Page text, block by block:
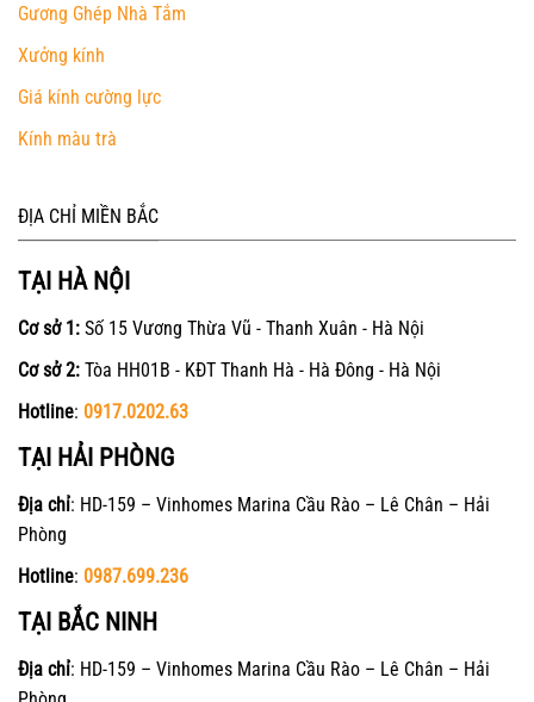
Gương Ghép Nhà Tắm
Xưởng kính
Giá kính cường lực
Kính màu trà
ĐỊA CHỈ MIỀN BẮC
TẠI HÀ NỘI
Cơ sở 1: Số 15 Vương Thừa Vũ - Thanh Xuân - Hà Nội
Cơ sở 2: Tòa HH01B - KĐT Thanh Hà - Hà Đông - Hà Nội
Hotline: 0917.0202.63
TẠI HẢI PHÒNG
Địa chỉ: HD-159 – Vinhomes Marina Cầu Rào – Lê Chân – Hải
Phòng
Hotline: 0987.699.236
TẠI BẮC NINH
Địa chỉ: HD-159 – Vinhomes Marina Cầu Rào – Lê Chân – Hải